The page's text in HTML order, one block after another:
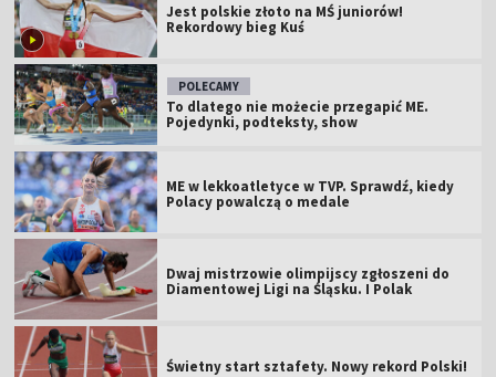
Jest polskie złoto na MŚ juniorów!
Rekordowy bieg Kuś
POLECAMY
To dlatego nie możecie przegapić ME.
Pojedynki, podteksty, show
ME w lekkoatletyce w TVP. Sprawdź, kiedy
Polacy powalczą o medale
Dwaj mistrzowie olimpijscy zgłoszeni do
Diamentowej Ligi na Śląsku. I Polak
Świetny start sztafety. Nowy rekord Polski!